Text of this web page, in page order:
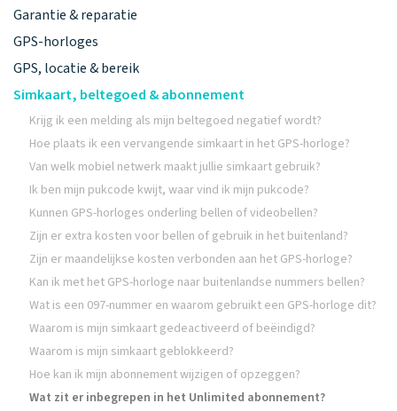
Garantie & reparatie
GPS-horloges
GPS, locatie & bereik
Simkaart, beltegoed & abonnement
Krijg ik een melding als mijn beltegoed negatief wordt?
Hoe plaats ik een vervangende simkaart in het GPS-horloge?
Van welk mobiel netwerk maakt jullie simkaart gebruik?
Ik ben mijn pukcode kwijt, waar vind ik mijn pukcode?
Kunnen GPS-horloges onderling bellen of videobellen?
Zijn er extra kosten voor bellen of gebruik in het buitenland?
Zijn er maandelijkse kosten verbonden aan het GPS-horloge?
Kan ik met het GPS-horloge naar buitenlandse nummers bellen?
Wat is een 097-nummer en waarom gebruikt een GPS-horloge dit?
Waarom is mijn simkaart gedeactiveerd of beëindigd?
Waarom is mijn simkaart geblokkeerd?
Hoe kan ik mijn abonnement wijzigen of opzeggen?
Wat zit er inbegrepen in het Unlimited abonnement?